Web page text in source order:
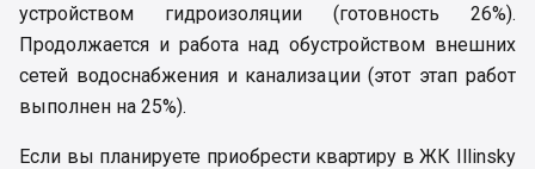
устройством гидроизоляции (готовность 26%).
Продолжается и работа над обустройством внешних
сетей водоснабжения и канализации (этот этап работ
выполнен на 25%).
Если вы планируете приобрести квартиру в ЖК Illinsky